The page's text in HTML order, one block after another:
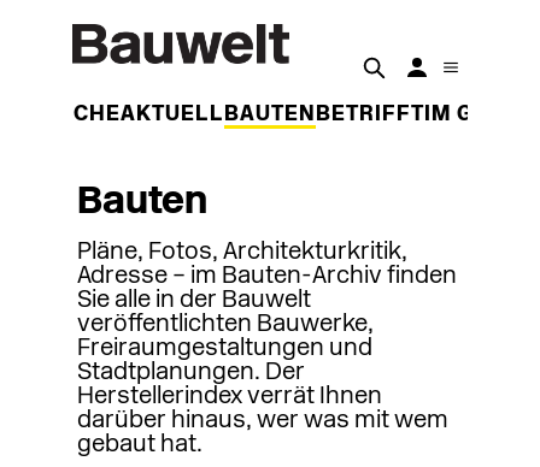
WOCHEAKTUELL BAUTEN BETRIFFT IM
Bauten
Pläne, Fotos, Architekturkritik,
Adresse – im Bauten-Archiv finden
Sie alle in der Bauwelt
veröffentlichten Bauwerke,
Freiraumgestaltungen und
Stadtplanungen. Der
Herstellerindex verrät Ihnen
darüber hinaus, wer was mit wem
gebaut hat.